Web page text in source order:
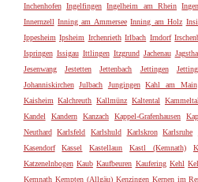
Inchenhofen Ingelfingen Ingelheim am Rhein
Innernzell Inning am Ammersee Inning am Holz
Ippesheim Ipsheim Irchenrieth Irlbach Irndorf
Ispringen Issigau Ittlingen Itzgrund Jachenau
Jesenwang
Jestetten Jettenbach Jettingen
Johanniskirchen
Julbach Jungingen Kahl am Main
Kaisheim Kalchreuth Kallmünz Kaltental Kammeltal
Kandel
Kandern Kanzach Kappel-Grafenhausen
Neuthard
Karlsfeld Karlshuld Karlskron Karlsruhe
Kasendorf
Kassel Kastellaun Kastl (Kemnath)
Katzenelnbogen Kaub Kaufbeuren Kaufering Kehl
Kemnath Kempten (Allgäu) Kenzingen Kernen im